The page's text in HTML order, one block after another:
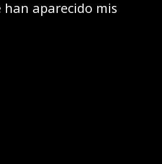
han aparecido mis